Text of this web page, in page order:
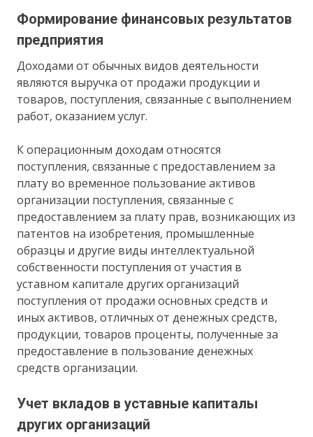
Формирование финансовых результатов
предприятия
Доходами от обычных видов деятельности
являются выручка от продажи продукции и
товаров, поступления, связанные с выполнением
работ, оказанием услуг.
К операционным доходам относятся
поступления, связанные с предоставлением за
плату во временное пользование активов
организации поступления, связанные с
предоставлением за плату прав, возникающих из
патентов на изобретения, промышленные
образцы и другие виды интеллектуальной
собственности поступления от участия в
уставном капитале других организаций
поступления от продажи основных средств и
иных активов, отличных от денежных средств,
продукции, товаров проценты, полученные за
предоставление в пользование денежных
средств организации.
Учет вкладов в уставные капиталы
других организаций